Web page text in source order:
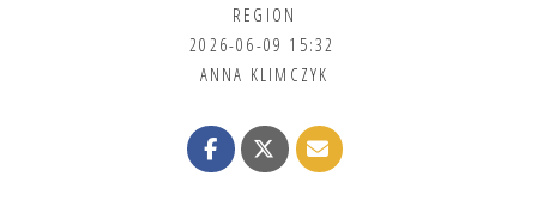
REGION
2026-06-09 15:32
ANNA KLIMCZYK